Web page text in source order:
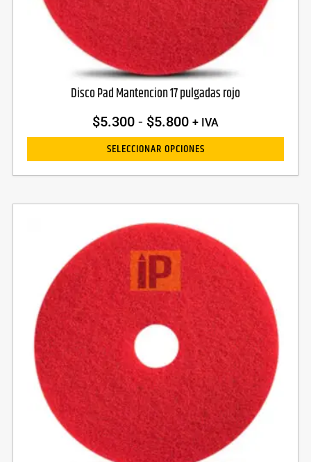
Disco Pad Mantencion 17 pulgadas rojo
$5.300 - $5.800 + IVA
SELECCIONAR OPCIONES